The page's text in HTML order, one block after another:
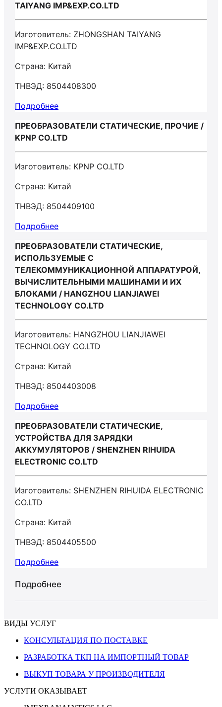
TAIYANG IMP&EXP.CO.LTD
Изготовитель: ZHONGSHAN TAIYANG
IMP&EXP.CO.LTD
Страна: Китай
ТНВЭД: 8504408300
Подробнее
ПРЕОБРАЗОВАТЕЛИ СТАТИЧЕСКИЕ, ПРОЧИЕ /
KPNP CO.LTD
Изготовитель: KPNP CO.LTD
Страна: Китай
ТНВЭД: 8504409100
Подробнее
ПРЕОБРАЗОВАТЕЛИ СТАТИЧЕСКИЕ,
ИСПОЛЬЗУЕМЫЕ С
ТЕЛЕКОММУНИКАЦИОННОЙ АППАРАТУРОЙ,
ВЫЧИСЛИТЕЛЬНЫМИ МАШИНАМИ И ИХ
БЛОКАМИ / HANGZHOU LIANJIAWEI
TECHNOLOGY CO.LTD
Изготовитель: HANGZHOU LIANJIAWEI
TECHNOLOGY CO.LTD
Страна: Китай
ТНВЭД: 8504403008
Подробнее
ПРЕОБРАЗОВАТЕЛИ СТАТИЧЕСКИЕ,
УСТРОЙСТВА ДЛЯ ЗАРЯДКИ
АККУМУЛЯТОРОВ / SHENZHEN RIHUIDA
ELECTRONIC CO.LTD
Изготовитель: SHENZHEN RIHUIDA ELECTRONIC
CO.LTD
Страна: Китай
ТНВЭД: 8504405500
Подробнее
Подробнее
ВИДЫ УСЛУГ
КОНСУЛЬТАЦИЯ ПО ПОСТАВКЕ
РАЗРАБОТКА ТКП НА ИМПОРТНЫЙ ТОВАР
ВЫКУП ТОВАРА У ПРОИЗВОДИТЕЛЯ
УСЛУГИ ОКАЗЫВАЕТ